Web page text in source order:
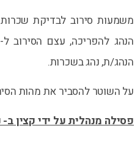
משמעות סירוב לבדיקת
הנהג להפריכה, עצם הסירוב
הנהג/ת, נהג בשכרות.
על השוטר להסביר את מהות
פסילה מנהלית על ידי קצין